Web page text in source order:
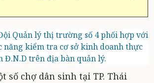
Quản lý thị trường số 4 phối hợp với
năng kiểm tra cơ sở kinh doanh thực
Đ.N.D trên địa bàn quản lý.
số chợ dân sinh tại TP. Thái